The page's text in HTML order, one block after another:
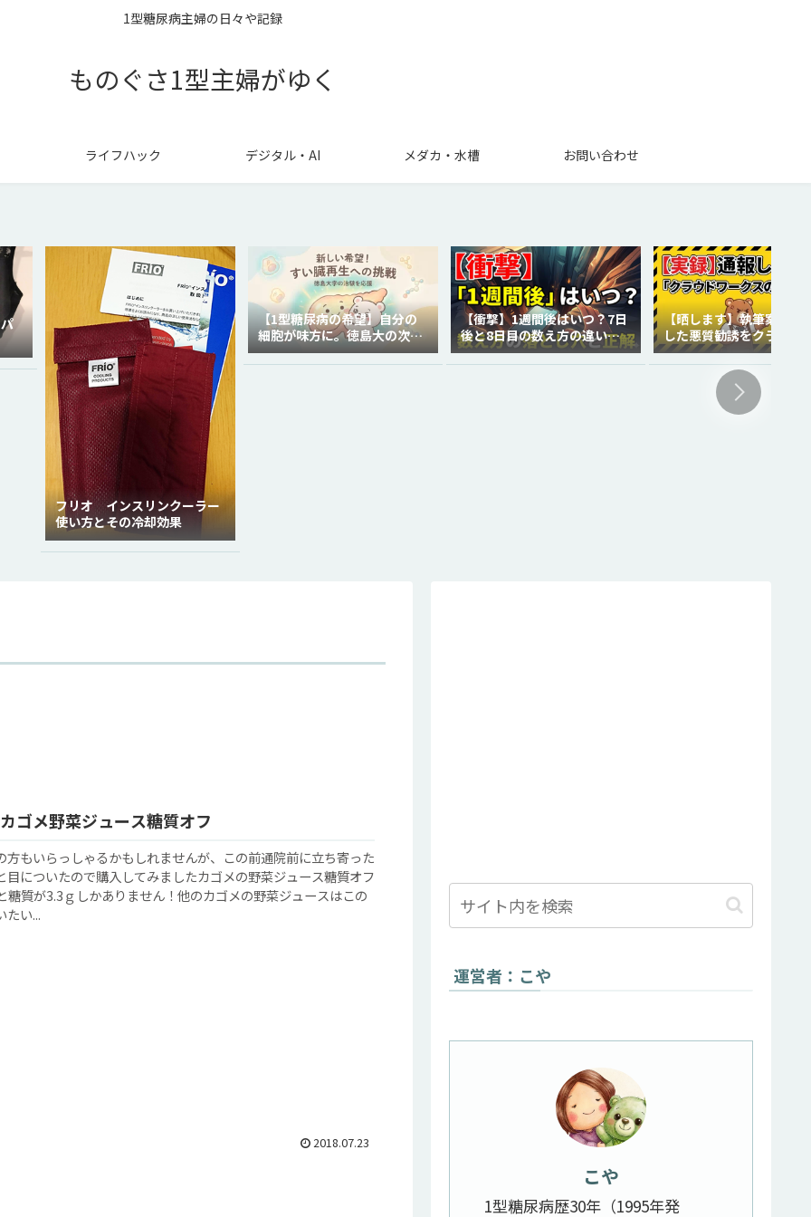
1型糖尿病主婦の日々や記録
ものぐさ1型主婦がゆく
ライフハック デジタル・AI メダカ・水槽 お問い合わせ
フリオ インスリンクーラー
使い方とその冷却効果
【1型糖尿病の希望】自分の
細胞が味方に。徳島大の次世
代再生医療
【衝撃】1週間後はいつ？7日
後と8日目の数え方の違いを
徹底解説！
【晒します】執筆案件で
した悪質勧誘をクラウド
クスに通報しました。
ゴメ野菜ジュース糖質オフ
方もいらっしゃるかもしれませんが、この前通院前に立ち寄った
目についたので購入してみましたカゴメの野菜ジュース糖質オフ
質が3.3ｇしかありません！他のカゴメの野菜ジュースはこの
たい...
2018.07.23
運営者：こや
こや
1型糖尿病歴30年（1995年発